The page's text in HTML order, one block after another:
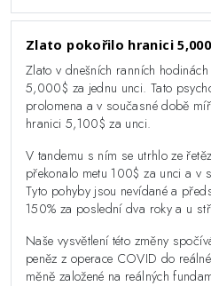
Zlato pokořilo hranici
Zlato v dnešních ranních
5,000$ za jednu unci. Tato
prolomena a v současné době
hranici 5,100$ za unci.
V tandemu s ním se utrhlo ze
překonalo metu 100$ za unci a
Tyto pohyby jsou nevídané a
150% za poslední dva roky a u
Naše vysvětlení této změny
peněz z operace COVID do
měně založené na reálných